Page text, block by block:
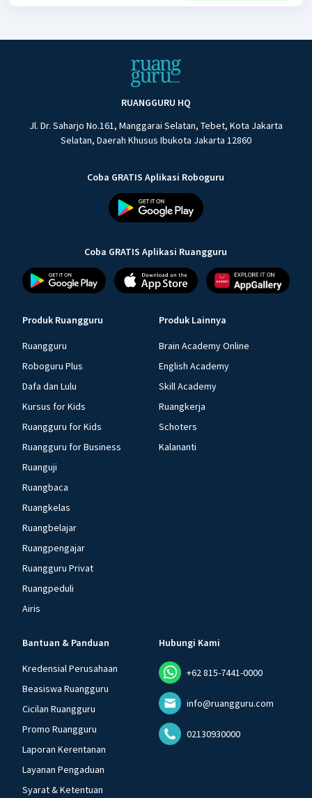
RUANGGURU HQ
Jl. Dr. Saharjo No.161, Manggarai Selatan, Tebet, Kota Jakarta
Selatan, Daerah Khusus Ibukota Jakarta 12860
Coba GRATIS Aplikasi Roboguru
Coba GRATIS Aplikasi Ruangguru
Produk Ruangguru
Ruangguru
Roboguru Plus
Dafa dan Lulu
Kursus for Kids
Ruangguru for Kids
Ruangguru for Business
Ruanguji
Ruangbaca
Ruangkelas
Ruangbelajar
Ruangpengajar
Ruangguru Privat
Ruangpeduli
Airis
Produk Lainnya
Brain Academy Online
English Academy
Skill Academy
Ruangkerja
Schoters
Kalananti
Bantuan & Panduan
Kredensial Perusahaan
Beasiswa Ruangguru
Cicilan Ruangguru
Promo Ruangguru
Laporan Kerentanan
Layanan Pengaduan
Syarat & Ketentuan
Hubungi Kami
+62 815-7441-0000
info@ruangguru.com
02130930000